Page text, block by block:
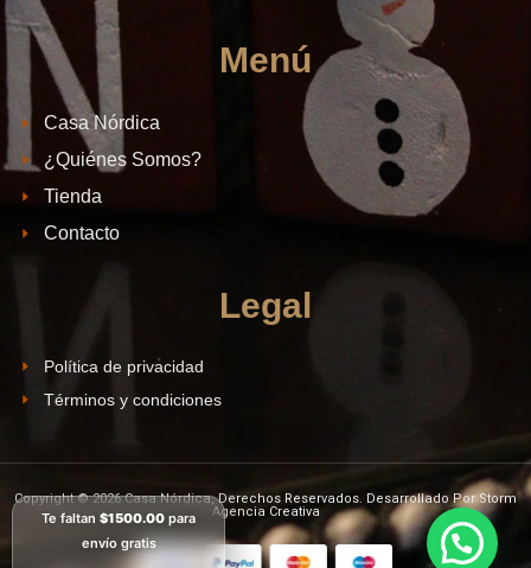
Menú
Casa Nórdica
¿Quiénes Somos?
Tienda
Contacto
Legal
Política de privacidad
Términos y condiciones
Copyright © 2026 Casa Nórdica, Derechos Reservados. Desarrollado Por Storm
Agencia Creativa
Te faltan $1500.00 para
envío gratis